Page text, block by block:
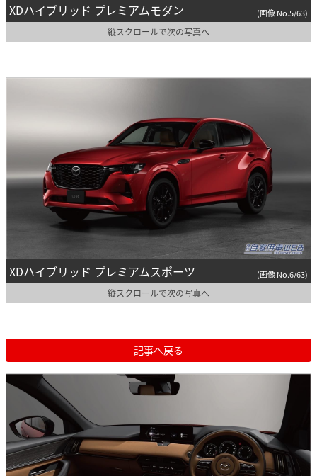
XDハイブリッド プレミアムモダン (画像 No.5/63)
縦スクロールで次の写真へ
XDハイブリッド プレミアムスポーツ (画像 No.6/63)
縦スクロールで次の写真へ
記事へ戻る